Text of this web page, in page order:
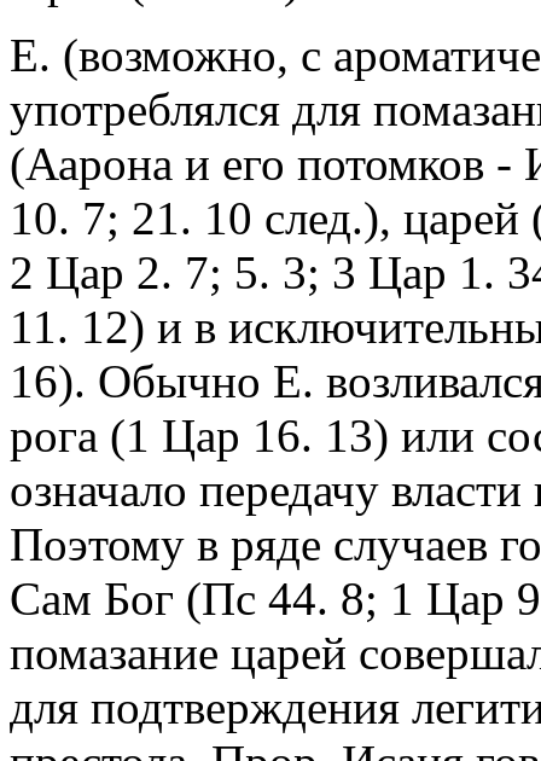
Е. (возможно, с
употреблялся для
(Аарона и его потомков
10. 7; 21. 10 след.),
2 Цар 2. 7; 5. 3; 3 Цар 1.
11. 12) и в
16). Обычно Е.
рога (1 Цар 16. 13) или
означало передачу
Поэтому в ряде случаев
Сам Бог (Пс 44. 8; 1 Цар
помазание царей
для подтверждения